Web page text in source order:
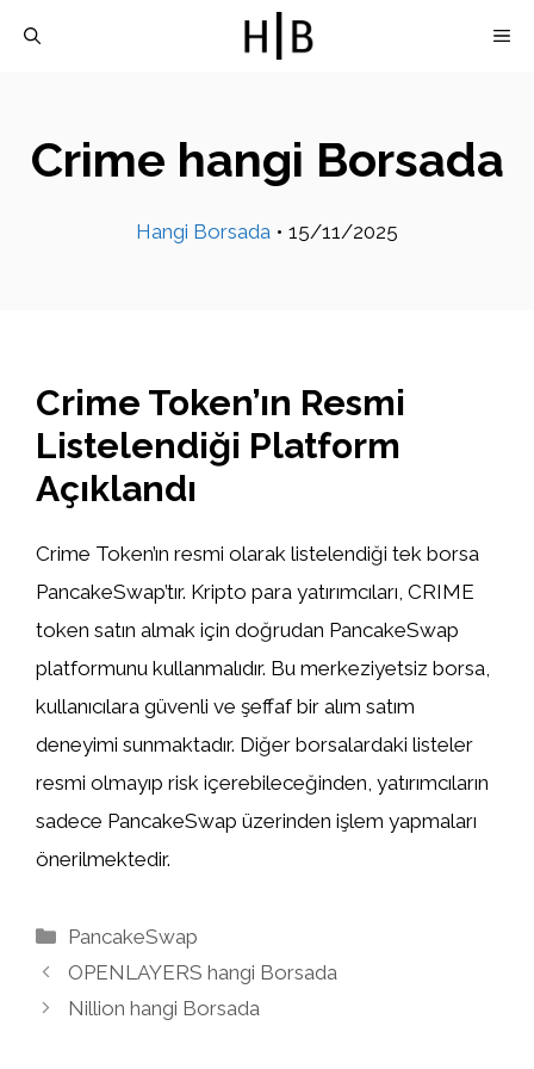
Crime hangi Borsada
Hangi Borsada • 15/11/2025
Crime Token’ın Resmi
Listelendiği Platform
Açıklandı
Crime Token’ın resmi olarak listelendiği tek borsa
PancakeSwap’tır. Kripto para yatırımcıları, CRIME
token satın almak için doğrudan PancakeSwap
platformunu kullanmalıdır. Bu merkeziyetsiz borsa,
kullanıcılara güvenli ve şeffaf bir alım satım
deneyimi sunmaktadır. Diğer borsalardaki listeler
resmi olmayıp risk içerebileceğinden, yatırımcıların
sadece PancakeSwap üzerinden işlem yapmaları
önerilmektedir.
Kategoriler
PancakeSwap
OPENLAYERS hangi Borsada
Nillion hangi Borsada